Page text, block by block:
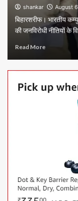
shankar August
बिहारशरीफ। भारतीय
की जनविरोधी नीतियों के
Read More